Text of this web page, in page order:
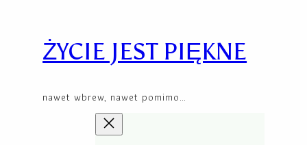
contentŻYCIE JEST PIĘKNE
nawet wbrew, nawet pomimo…